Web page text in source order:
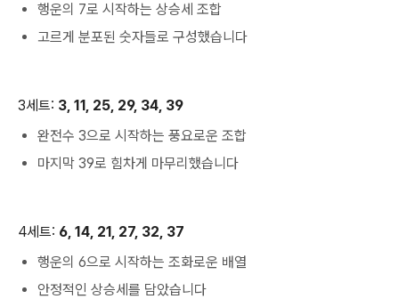
행운의 7로 시작하는 상승세 조합
고르게 분포된 숫자들로 구성했습니다
3세트: 3, 11, 25, 29, 34, 39
완전수 3으로 시작하는 풍요로운 조합
마지막 39로 힘차게 마무리했습니다
4세트: 6, 14, 21, 27, 32, 37
행운의 6으로 시작하는 조화로운 배열
안정적인 상승세를 담았습니다